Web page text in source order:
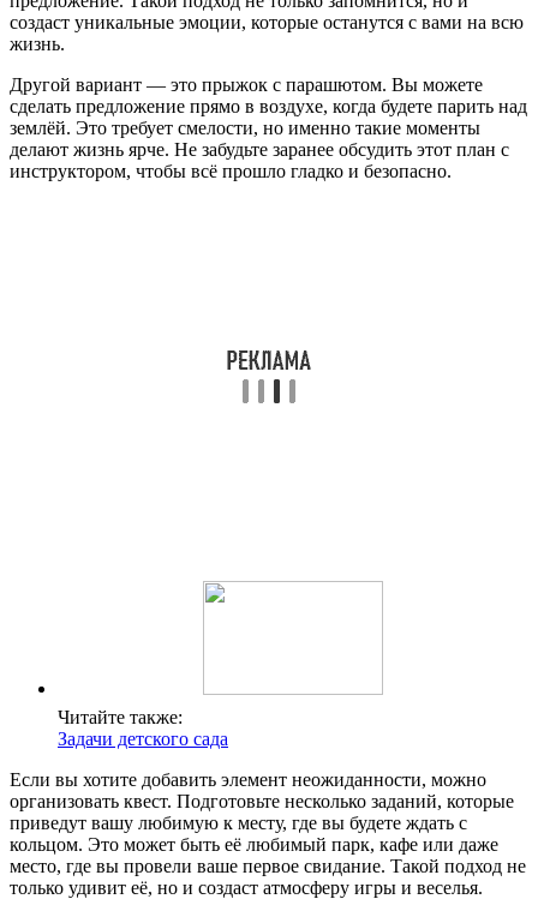
создаст уникальные эмоции, которые останутся с вами на всю
жизнь.
Другой вариант — это прыжок с парашютом. Вы можете
сделать предложение прямо в воздухе, когда будете парить над
землёй. Это требует смелости, но именно такие моменты
делают жизнь ярче. Не забудьте заранее обсудить этот план с
инструктором, чтобы всё прошло гладко и безопасно.
Читайте также:
Задачи детского сада
Если вы хотите добавить элемент неожиданности, можно
организовать квест. Подготовьте несколько заданий, которые
приведут вашу любимую к месту, где вы будете ждать с
кольцом. Это может быть её любимый парк, кафе или даже
место, где вы провели ваше первое свидание. Такой подход не
только удивит её, но и создаст атмосферу игры и веселья.